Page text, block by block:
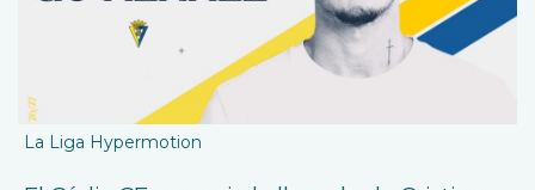
La Liga Hypermotion